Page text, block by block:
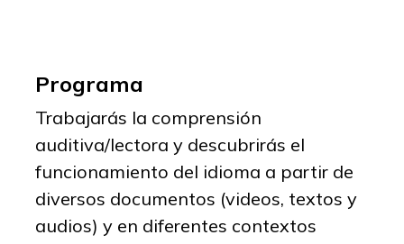
Programa
Trabajarás la comprensión
auditiva/lectora y descubrirás el
funcionamiento del idioma a partir de
diversos documentos (videos, textos y
audios) y en diferentes contextos